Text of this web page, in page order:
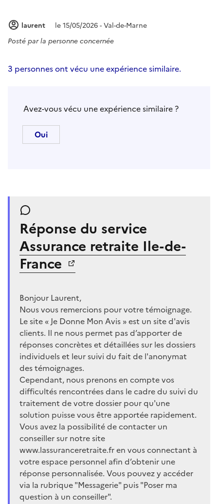
laurent
le 15/05/2026 - Val-de-Marne
Posté parla personne concernée
3 personnes ont vécu une expérience similaire.
Avez-vous vécu une expérience similaire ?
Réponse du service
Assurance retraite Ile-de-
France
Bonjour Laurent,
Nous vous remercions pour votre témoignage.
Le site « Je Donne Mon Avis » est un site d'avis
clients. Il ne nous permet pas d’apporter de
réponses concrètes et détaillées sur les dossiers
individuels et leur suivi du fait de l'anonymat
des témoignages.
Cependant, nous prenons en compte vos
difficultés rencontrées dans le cadre du suivi du
traitement de votre dossier pour qu'une
solution puisse vous être apportée rapidement.
Vous avez la possibilité de contacter un
conseiller sur notre site
www.lassuranceretraite.fr en vous connectant à
votre espace personnel afin d’obtenir une
réponse personnalisée. Vous pouvez y accéder
via la rubrique "Messagerie" puis "Poser ma
question à un conseiller".